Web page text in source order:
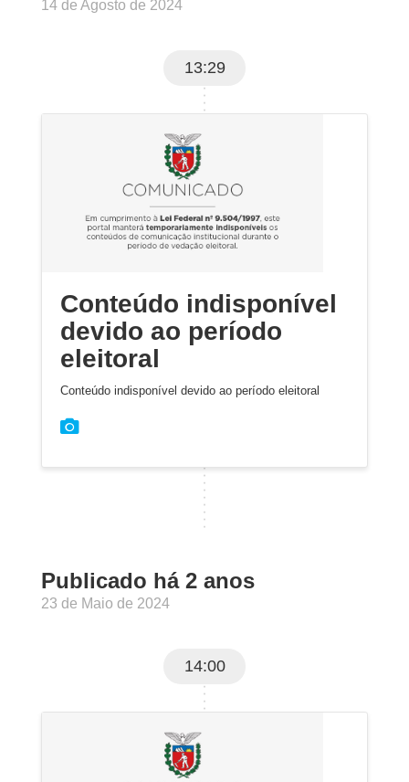
14 de Agosto de 2024
13:29
Conteúdo indisponível
devido ao período
eleitoral
Conteúdo indisponível devido ao período eleitoral
Publicado há 2 anos
23 de Maio de 2024
14:00